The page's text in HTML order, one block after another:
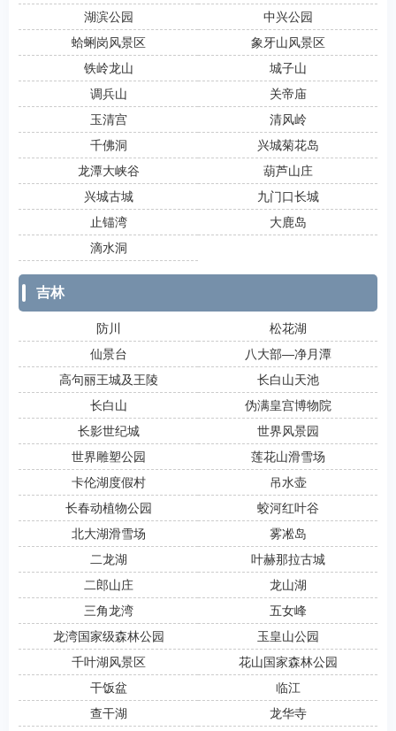
湖滨公园
中兴公园
蛤蜊岗风景区
象牙山风景区
铁岭龙山
城子山
调兵山
关帝庙
玉清宫
清风岭
千佛洞
兴城菊花岛
龙潭大峡谷
葫芦山庄
兴城古城
九门口长城
止锚湾
大鹿岛
滴水洞
吉林
防川
松花湖
仙景台
八大部―净月潭
高句丽王城及王陵
长白山天池
长白山
伪满皇宫博物院
长影世纪城
世界风景园
世界雕塑公园
莲花山滑雪场
卡伦湖度假村
吊水壶
长春动植物公园
蛟河红叶谷
北大湖滑雪场
雾凇岛
二龙湖
叶赫那拉古城
二郎山庄
龙山湖
三角龙湾
五女峰
龙湾国家级森林公园
玉皇山公园
千叶湖风景区
花山国家森林公园
干饭盆
临江
查干湖
龙华寺